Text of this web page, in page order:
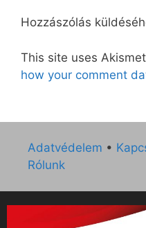
Hozzászólás
This site uses
how your comment
Adatvédelem •
Rólunk